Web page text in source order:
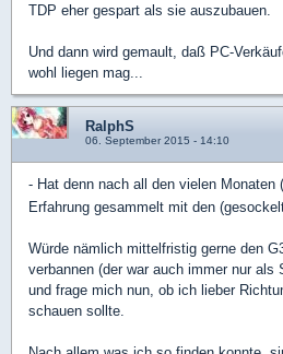
TDP eher gespart als sie auszubauen.
Und dann wird gemault, daß PC-
wohl liegen mag...
RalphS
06. September 2015 - 14:10
- Hat denn nach all den vielen Monaten
Erfahrung gesammelt mit den
Würde nämlich mittelfristig gerne den
verbannen (der war auch immer nur als
und frage mich nun, ob ich lieber
schauen sollte.